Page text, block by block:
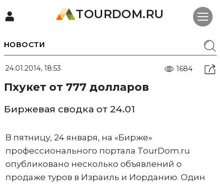
TOURDOM.RU
НОВОСТИ
24.01.2014, 18:53 1684
Пхукет от 777 долларов
Биржевая сводка от 24.01
В пятницу, 24 января, на «Бирже»
профессионального портала TourDom.ru
опубликовано несколько объявлений о
продаже туров в Израиль и Иорданию. Один